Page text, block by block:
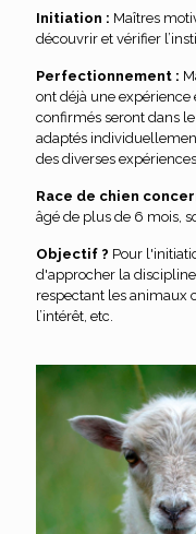
Initiation : Maîtres
découvrir et vérifier
Perfectionnement :
ont déjà une expérience
confirmés seront dans
adaptés
des diverses
Race de chien
âgé de plus de 6 mois,
Objectif ? Pour
d'approcher la
respectant les animaux
l’intérêt, etc.